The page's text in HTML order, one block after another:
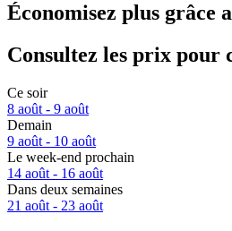
Économisez plus grâce
Consultez les prix pour
Ce soir
8 août - 9 août
Demain
9 août - 10 août
Le week-end prochain
14 août - 16 août
Dans deux semaines
21 août - 23 août